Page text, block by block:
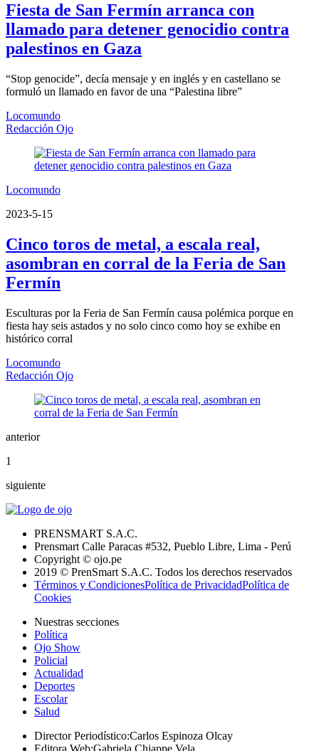
Fiesta de San Fermín arranca con
llamado para detener genocidio contra
palestinos en Gaza
“Stop genocide”, decía mensaje y en inglés y en castellano se
formuló un llamado en favor de una “Palestina libre”
Locomundo
Redacción Ojo
Locomundo
2023-5-15
Cinco toros de metal, a escala real,
asombran en corral de la Feria de San
Fermín
Esculturas por la Feria de San Fermín causa polémica porque en
fiesta hay seis astados y no solo cinco como hoy se exhibe en
histórico corral
Locomundo
Redacción Ojo
anterior
1
siguiente
PRENSMART S.A.C.
Prensmart Calle Paracas #532, Pueblo Libre, Lima - Perú
Copyright © ojo.pe
2019 © PrenSmart S.A.C. Todos los derechos reservados
Términos y CondicionesPolítica de PrivacidadPolítica de
Cookies
Nuestras secciones
Política
Ojo Show
Policial
Actualidad
Deportes
Escolar
Salud
Director Periodístico:Carlos Espinoza Olcay